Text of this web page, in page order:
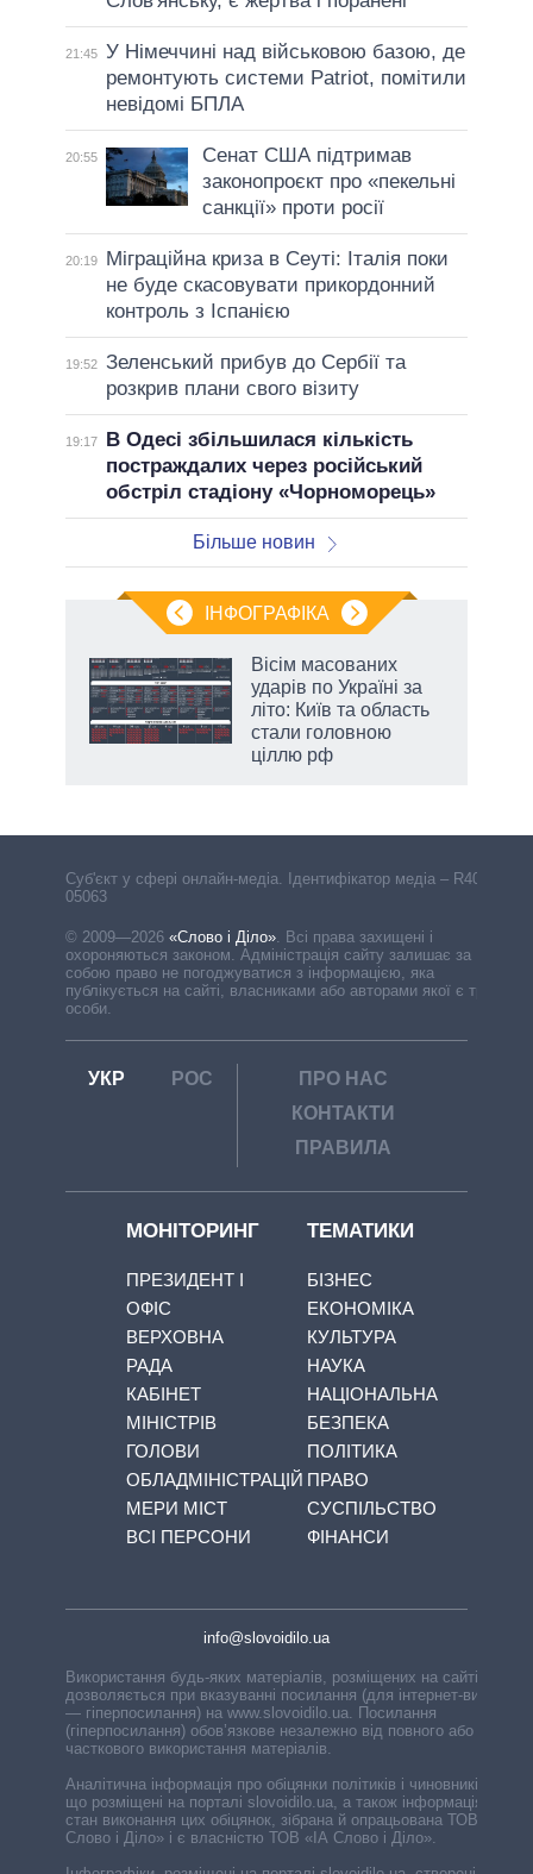
21:45 У Німеччині над військовою базою, де
ремонтують системи Patriot, помітили
невідомі БПЛА
20:55
Сенат США підтримав
законопроєкт про «пекельні
санкції» проти росії
20:19
Міграційна криза в Сеуті: Італія поки
не буде скасовувати прикордонний
контроль з Іспанією
19:52 Зеленський прибув до Сербії та
розкрив плани свого візиту
19:17
В Одесі збільшилася кількість
постраждалих через російський
обстріл стадіону «Чорноморець»
Більше новин
ІНФОГРАФІКА
Вісім масованих
ударів по Україні за
літо: Київ та область
стали головною
ціллю рф
Cуб'єкт у сфері онлайн-медіа. Ідентифікатор медіа – R40-
05063
© 2009—2026 «Слово і Діло». Всі права захищені і
охороняються законом. Адміністрація сайту залишає за
собою право не погоджуватися з інформацією, яка
публікується на сайті, власниками або авторами якої є треті
особи.
УКР РОС
ПРО НАС
КОНТАКТИ
ПРАВИЛА
МОНІТОРИНГ
ПРЕЗИДЕНТ І
ОФІС
ВЕРХОВНА
РАДА
КАБІНЕТ
МІНІСТРІВ
ГОЛОВИ
ОБЛАДМІНІСТРАЦІЙ
МЕРИ МІСТ
ВСІ ПЕРСОНИ
ТЕМАТИКИ
БІЗНЕС
ЕКОНОМІКА
КУЛЬТУРА
НАУКА
НАЦІОНАЛЬНА
БЕЗПЕКА
ПОЛІТИКА
ПРАВО
СУСПІЛЬСТВО
ФІНАНСИ
info@slovoidilo.ua
Використання будь-яких матеріалів, розміщених на сайті,
дозволяється при вказуванні посилання (для інтернет-видань
— гіперпосилання) на www.slovoidilo.ua. Посилання
(гіперпосилання) обов’язкове незалежно від повного або
часткового використання матеріалів.
Аналітична інформація про обіцянки політиків і чиновників,
що розміщені на порталі slovoidilo.ua, а також інформація про
стан виконання цих обіцянок, зібрана й опрацьована ТОВ «ІА
Слово і Діло» і є власністю ТОВ «ІА Слово і Діло».